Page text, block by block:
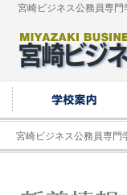
宮崎ビジネス公務員専
宮崎ビジネス公務員専門